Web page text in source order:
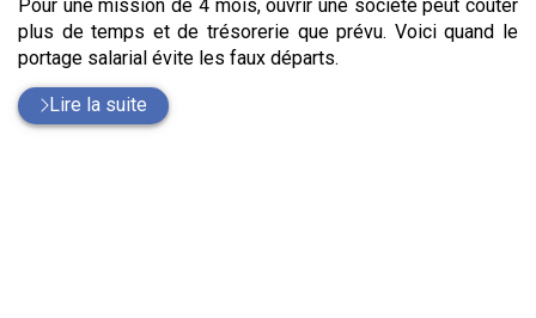
Pour une mission de 4 mois, ouvrir une société peut coûter
plus de temps et de trésorerie que prévu. Voici quand le
portage salarial évite les faux départs.
Lire la suite